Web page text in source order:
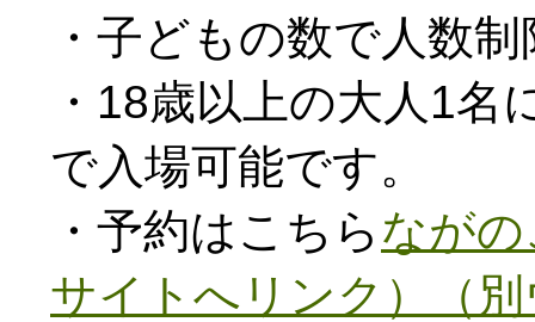
・子どもの数で人数
・18歳以上の大人1
で入場可能です。
・予約はこちら なが
サイトへリンク）（